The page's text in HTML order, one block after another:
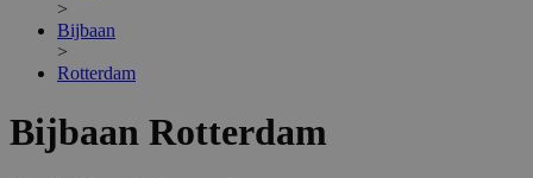
>
Bijbaan
>
Rotterdam
Bijbaan Rotterdam